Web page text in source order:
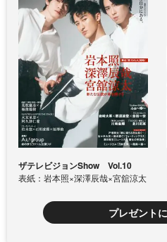
ザテレビジョンShow Vol.10
表紙：岩本照×深澤辰哉×宮舘涼太
プレゼント